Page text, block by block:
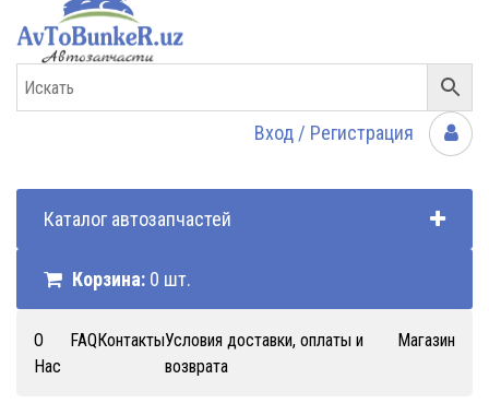
Вход / Регистрация
Каталог автозапчастей
Корзина: 0 шт.
О
Нас
FAQКонтактыУсловия доставки, оплаты и
возврата
Магазин